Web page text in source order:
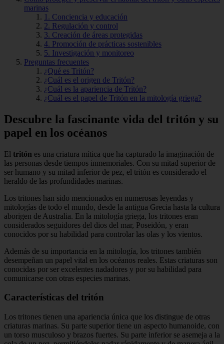
marinas
1. Conciencia y educación
2. Regulación y control
3. Creación de áreas protegidas
4. Promoción de prácticas sostenibles
5. Investigación y monitoreo
Preguntas frecuentes
¿Qué es Tritón?
¿Cuál es el origen de Tritón?
¿Cuál es la apariencia de Tritón?
¿Cuál es el papel de Tritón en la mitología griega?
Descubre la fascinante vida del tritón y su
papel en los océanos
El tritón es una criatura mítica que ha capturado la imaginación de
las personas desde tiempos inmemoriales. Con su mitad superior de
ser humano y su mitad inferior de pez, el tritón es considerado el
heraldo de las profundidades marinas.
Los tritones han sido mencionados en numerosas leyendas y
mitologías de todo el mundo, desde la antigua Grecia hasta la cultura
aborigen de Australia. En la mitología griega, los tritones eran
considerados seguidores del dios del mar, Poseidón, y eran
conocidos por su habilidad para controlar las olas y los vientos.
Además de su importancia en la mitología, los tritones también
desempeñan un papel vital en los océanos reales. Estas criaturas son
conocidas por ser excelentes nadadores y por su habilidad para
comunicarse con otras especies marinas.
Características del tritón
Los tritones tienen una apariencia única que los distingue de otras
criaturas marinas. Su parte superior tiene un aspecto humanoide, con
un torso musculoso y brazos fuertes. Su parte inferior se asemeja a la